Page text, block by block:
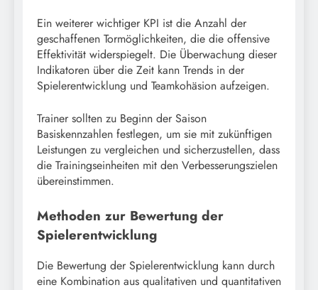
Ein weiterer wichtiger KPI ist die Anzahl der
geschaffenen Tormöglichkeiten, die die offensive
Effektivität widerspiegelt. Die Überwachung dieser
Indikatoren über die Zeit kann Trends in der
Spielerentwicklung und Teamkohäsion aufzeigen.
Trainer sollten zu Beginn der Saison
Basiskennzahlen festlegen, um sie mit zukünftigen
Leistungen zu vergleichen und sicherzustellen, dass
die Trainingseinheiten mit den Verbesserungszielen
übereinstimmen.
Methoden zur Bewertung der
Spielerentwicklung
Die Bewertung der Spielerentwicklung kann durch
eine Kombination aus qualitativen und quantitativen